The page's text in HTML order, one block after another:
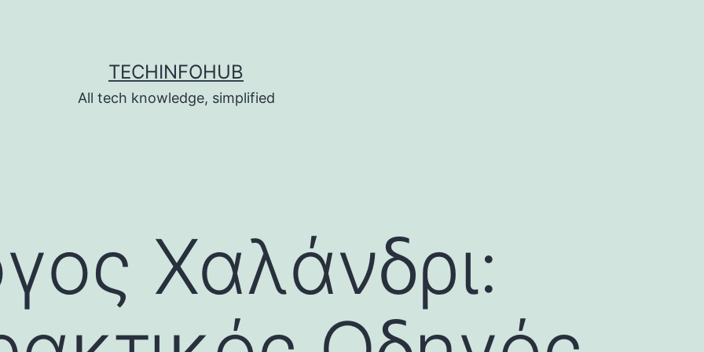
TECHINFOHUB
All tech knowledge, simplified
Χαλάνδρι: